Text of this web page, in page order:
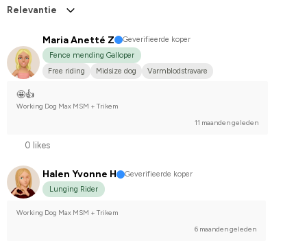
Relevantie
Maria Anetté Z
Geverifieerde koper
Fence mending Galloper
Free riding
Midsize dog Varmblodstravare
🤩👍
Working Dog Max MSM + Trikem
11 maanden geleden
0 likes
Halen Yvonne H
Geverifieerde koper
Lunging Rider
Working Dog Max MSM + Trikem
6 maanden geleden